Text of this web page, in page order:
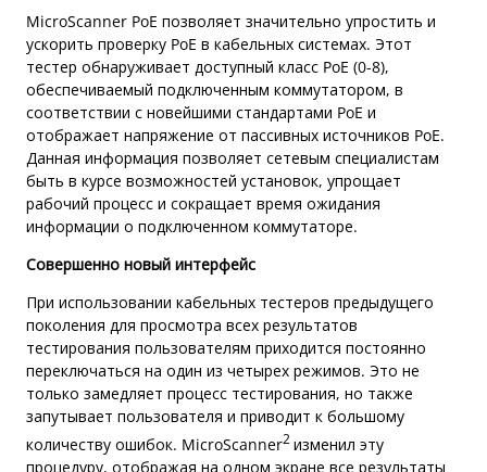
MicroScanner PoE позволяет значительно упростить и
ускорить проверку PoE в кабельных системах. Этот
тестер обнаруживает доступный класс PoE (0-8),
обеспечиваемый подключенным коммутатором, в
соответствии с новейшими стандартами PoE и
отображает напряжение от пассивных источников PoE.
Данная информация позволяет сетевым специалистам
быть в курсе возможностей установок, упрощает
рабочий процесс и сокращает время ожидания
информации о подключенном коммутаторе.
Совершенно новый интерфейс
При использовании кабельных тестеров предыдущего
поколения для просмотра всех результатов
тестирования пользователям приходится постоянно
переключаться на один из четырех режимов. Это не
только замедляет процесс тестирования, но также
запутывает пользователя и приводит к большому
количеству ошибок. MicroScanner2 изменил эту
процедуру, отображая на одном экране все результаты